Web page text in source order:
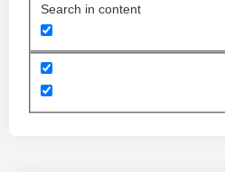
Search in content